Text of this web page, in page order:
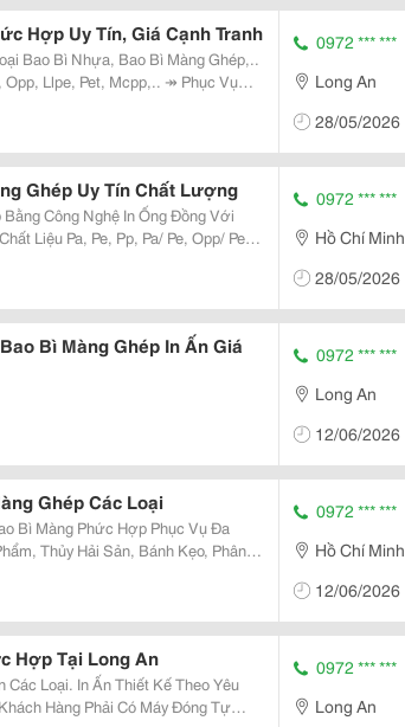
Hợp Uy Tín, Giá Cạnh Tranh
Bao Bì Nhựa, Bao Bì Màng Ghép,..
Pet, Mcpp,.. ↠ Phục Vụ
0972 *** ***
Long An
28/05/2026
Ghép Uy Tín Chất Lượng
Công Nghệ In Ống Đồng Với
Liệu Pa, Pe, Pp, Pa/ Pe, Opp/ Pe,
0972 *** ***
Hồ Chí Minh
28/05/2026
Bì Màng Ghép In Ấn Giá
0972 *** ***
Long An
12/06/2026
Ghép Các Loại
Bì Màng Phức Hợp Phục Vụ Đa
Thủy Hải Sản, Bánh Kẹo, Phân
0972 *** ***
Hồ Chí Minh
12/06/2026
Hợp Tại Long An
Các Loại. In Ấn Thiết Kế Theo Yêu
Hàng Phải Có Máy Đóng Tự
0972 *** ***
Long An